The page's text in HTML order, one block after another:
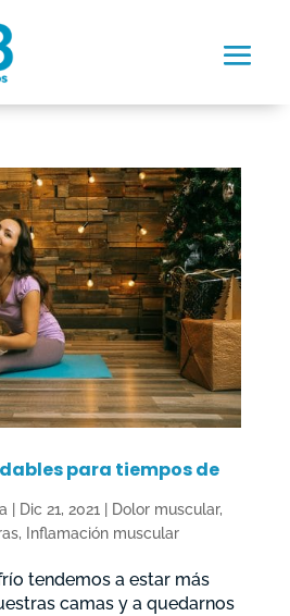
para tiempos de
Dic 21, 2021 Dolor muscular,
, Inflamación muscular
tendemos a estar más
camas y a quedarnos